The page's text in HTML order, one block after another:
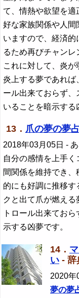
て、情熱や欲望を適
好な家族関係や人間
いますので、経済
るため再びチャンレ
これに対して、炎が
炎上する夢であれば
ール出来ておらず、
いることを暗示する
13． 爪の夢の夢
2018年03月05日 -
自分の感情を上手く
間関係を維持でき
的にも好調に推移
クと出て爪が燃え
トロール出来てお
示する凶夢です。
14．
い - 辞
2020年
夢の夢